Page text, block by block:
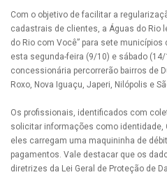
Com o objetivo de facilitar a
cadastrais de clientes, a Águas do Rio
do Rio com Você” para sete municípios
esta segunda-feira (9/10) e sábado
concessionária percorrerão bairros de
Roxo, Nova Iguaçu, Japeri, Nilópolis e
Os profissionais, identificados com
solicitar informações como identidade,
eles carregam uma maquininha de
pagamentos. Vale destacar que os
diretrizes da Lei Geral de Proteção de